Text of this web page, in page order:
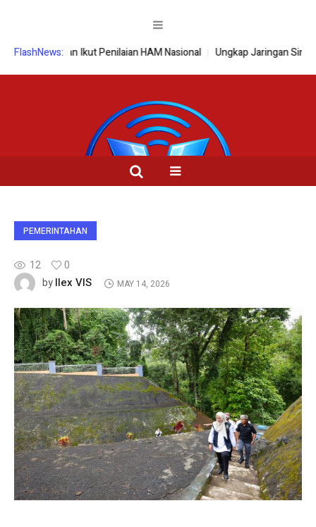
FlashNews:Ikut Penilaian HAM Nasional Ungkap Jaringan Sindikat
PEMERINTAHAN
12
0
byIlex VIS MAY 14, 2026